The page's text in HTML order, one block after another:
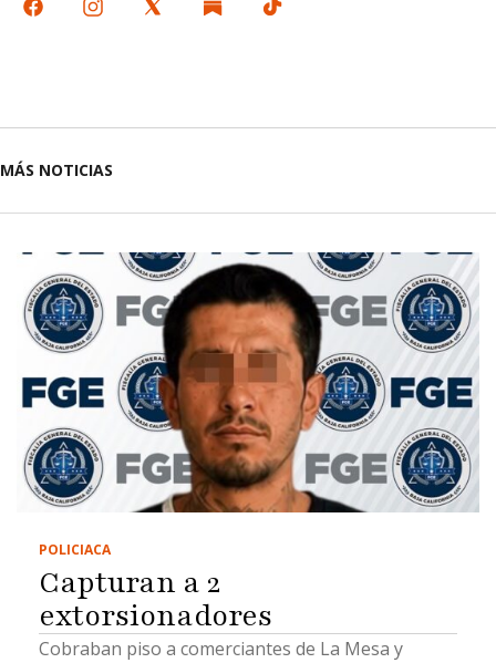
MÁS NOTICIAS
POLICIACA
Capturan a 2
extorsionadores
Cobraban piso a comerciantes de La Mesa y